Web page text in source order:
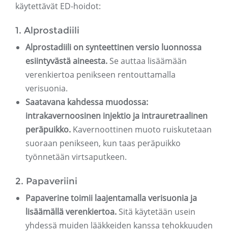
käytettävät ED-hoidot:
1. Alprostadiili
Alprostadiili on synteettinen versio luonnossa
esiintyvästä aineesta. Se auttaa lisäämään
verenkiertoa penikseen rentouttamalla
verisuonia.
Saatavana kahdessa muodossa:
intrakavernoosinen injektio ja intrauretraalinen
peräpuikko. Kavernoottinen muoto ruiskutetaan
suoraan penikseen, kun taas peräpuikko
työnnetään virtsaputkeen.
2. Papaveriini
Papaverine toimii laajentamalla verisuonia ja
lisäämällä verenkiertoa. Sitä käytetään usein
yhdessä muiden lääkkeiden kanssa tehokkuuden